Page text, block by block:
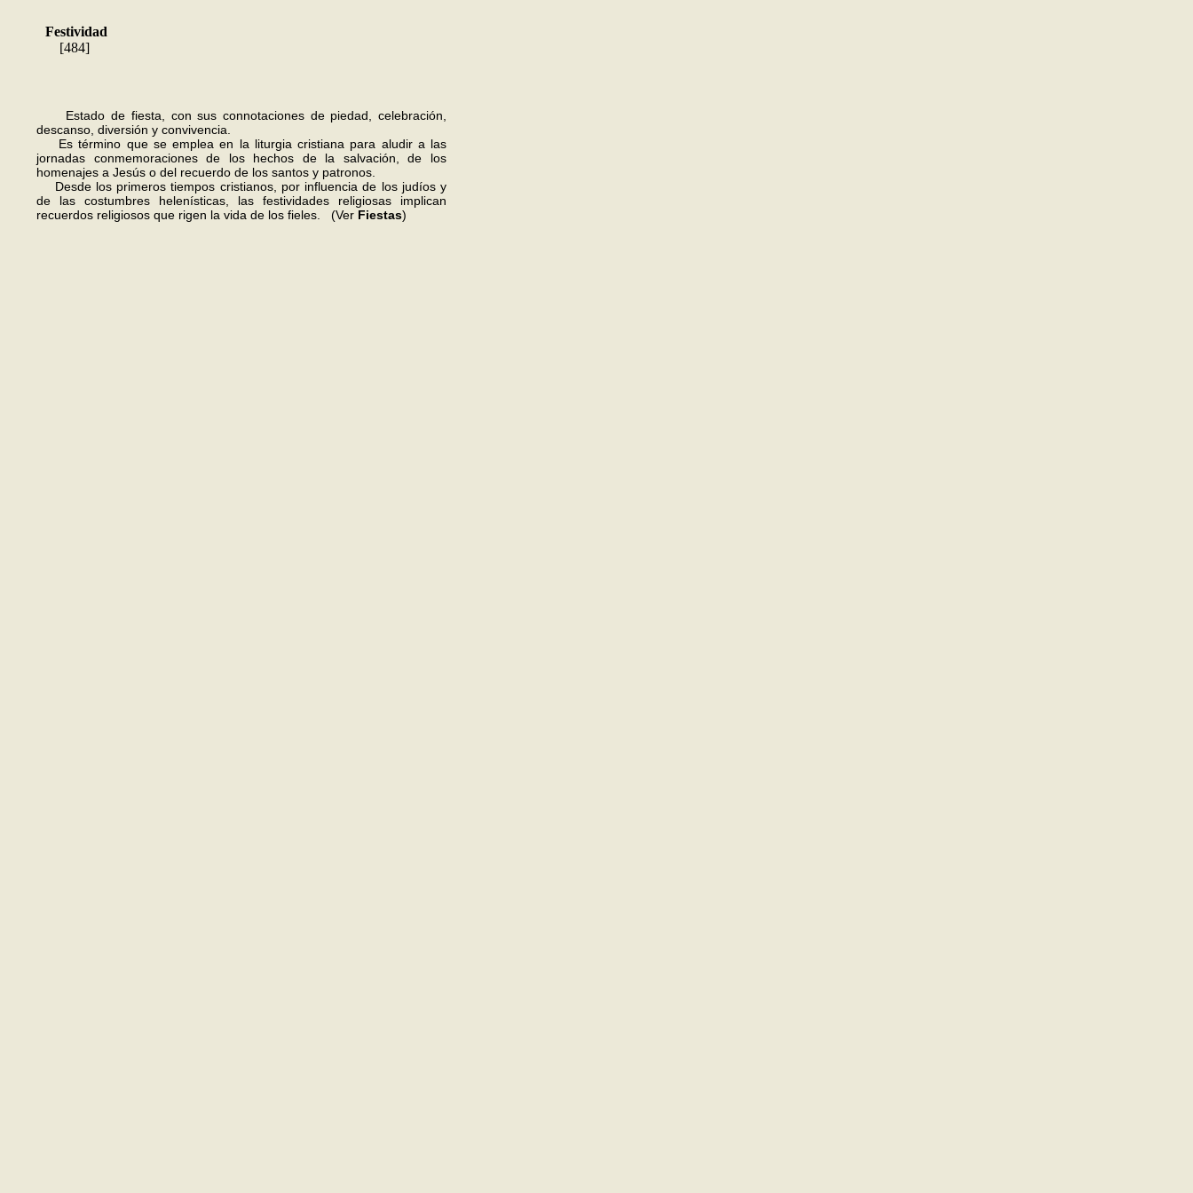
Festividad
[484]
Estado de fiesta, con sus connotaciones de piedad, celebración,
descanso, diversión y convivencia.
Es término que se emplea en la liturgia cristiana para aludir a las
jornadas conmemoraciones de los hechos de la salvación, de los
homenajes a Jesús o del recuerdo de los santos y patronos.
Desde los primeros tiempos cristianos, por influencia de los judíos y
de las costumbres helenísticas, las festividades religiosas implican
recuerdos religiosos que rigen la vida de los fieles. (Ver Fiestas)